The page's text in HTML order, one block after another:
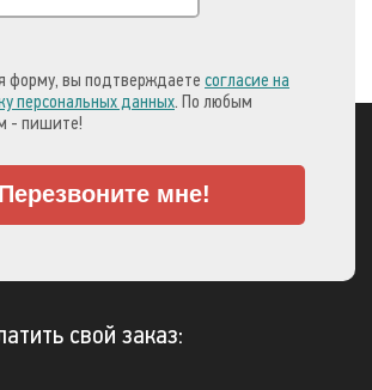
форму, вы подтверждаете согласие на
персональных данных. По любым
- пишите!
Перезвоните мне!
свой заказ: